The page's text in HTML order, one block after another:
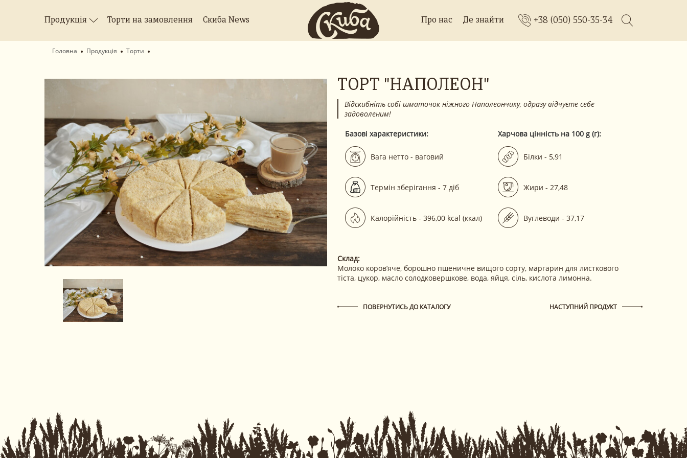
Продукція Торти на замовлення Скиба News Про нас Де знайти +38 (050) 550-35-34
Головна Продукція Торти
ТОРТ "НАПОЛЕОН"
Відскибніть собі шматочок ніжного Наполеончику, одразу відчуєте себе
задоволеним!
Базові характеристики:
Вага нетто - ваговий
Термін зберігання - 7 діб
Калорійність - 396,00 kcal (ккал)
Харчова цінність на 100 g (г):
Білки - 5,91
Жири - 27,48
Вуглеводи - 37,17
Склад:
Молоко коров’яче, борошно пшеничне вищого сорту, маргарин для листкового
тіста, цукор, масло солодковершкове, вода, яйця, сіль, кислота лимонна.
ПОВЕРНУТИСЬ ДО КАТАЛОГУ НАСТУПНИЙ ПРОДУКТ